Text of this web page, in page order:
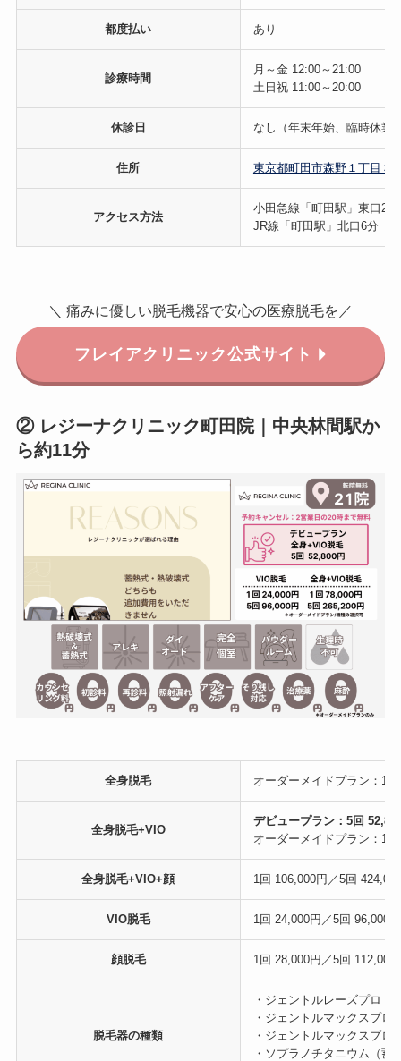
都度払い あり
診療時間
月～金 12:00～21:00
土日祝 11:00～20:00
休診日 なし（年末年始、臨時休業
住所 東京都町田市森野１丁目３
アクセス方法
小田急線「町田駅」東口2分
JR線「町田駅」北口6分
＼ 痛みに優しい脱毛機器で安心の医療脱毛を／
フレイアクリニック公式サイト
② レジーナクリニック町田院｜中央林間駅か
ら約11分
全身脱毛 オーダーメイドプラン：1
全身脱毛+VIO
デビュープラン：5回
オーダーメイドプラン：1
全身脱毛+VIO+顔 1回 106,000円／5回
VIO脱毛 1回 24,000円／5回 96,000円
顔脱毛 1回 28,000円／5回 112,000
脱毛器の種類
・ジェントルレーズプロ（
・ジェントルマックスプロ
・ジェントルマックスプロ
・ソプラノチタニウム（蓄